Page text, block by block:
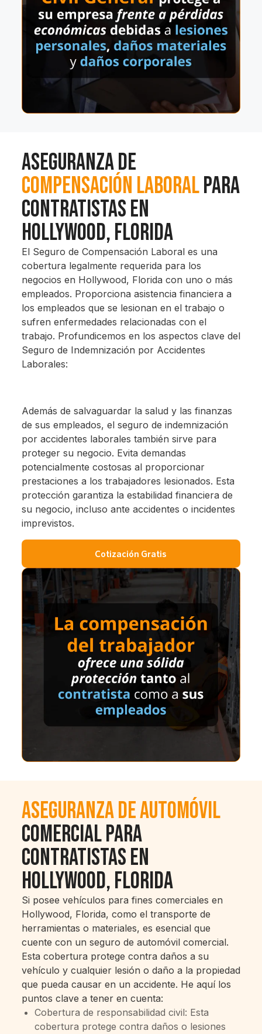
Aseguranza de
Compensación Laboralpara
Contratistas en
Hollywood, Florida
El Seguro de Compensación Laboral es una
cobertura legalmente requerida para los
negocios en Hollywood, Florida con uno o más
empleados. Proporciona asistencia financiera a
los empleados que se lesionan en el trabajo o
sufren enfermedades relacionadas con el
trabajo. Profundicemos en los aspectos clave del
Seguro de Indemnización por Accidentes
Laborales:
Además de salvaguardar la salud y las finanzas
de sus empleados, el seguro de indemnización
por accidentes laborales también sirve para
proteger su negocio. Evita demandas
potencialmente costosas al proporcionar
prestaciones a los trabajadores lesionados. Esta
protección garantiza la estabilidad financiera de
su negocio, incluso ante accidentes o incidentes
imprevistos.
Cotización Gratis
Aseguranza de automóvil
comercial para
contratistas en
Hollywood, Florida
Si posee vehículos para fines comerciales en
Hollywood, Florida, como el transporte de
herramientas o materiales, es esencial que
cuente con un seguro de automóvil comercial.
Esta cobertura protege contra daños a su
vehículo y cualquier lesión o daño a la propiedad
que pueda causar en un accidente. He aquí los
puntos clave a tener en cuenta:
Cobertura de responsabilidad civil: Esta
cobertura protege contra daños o lesiones